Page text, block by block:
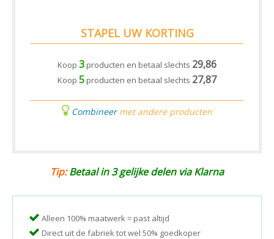
STAPEL UW KORTING
Koop 3 producten en betaal slechts 29,86
Koop 5 producten en betaal slechts 27,87
Combineermet andere producten
Tip:Betaal in 3 gelijke delen via Klarna
Alleen 100% maatwerk = past altijd
Direct uit de fabriek tot wel 50% goedkoper